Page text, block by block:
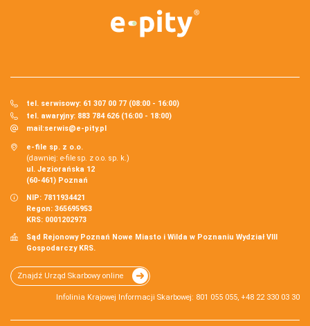
tel. serwisowy: 61 307 00 77 (08:00 - 16:00)
tel. awaryjny: 883 784 626 (16:00 - 18:00)
mail:serwis@e-pity.pl
e-file sp. z o.o.
(dawniej: e-file sp. z o.o. sp. k.)
ul. Jeziorańska 12
(60-461) Poznań
NIP: 7811934421
Regon: 365695953
KRS: 0001202973
Sąd Rejonowy Poznań Nowe Miasto i Wilda w Poznaniu Wydział VIII
Gospodarczy KRS.
Znajdź Urząd Skarbowy online
Infolinia Krajowej Informacji Skarbowej: 801 055 055, +48 22 330 03 30